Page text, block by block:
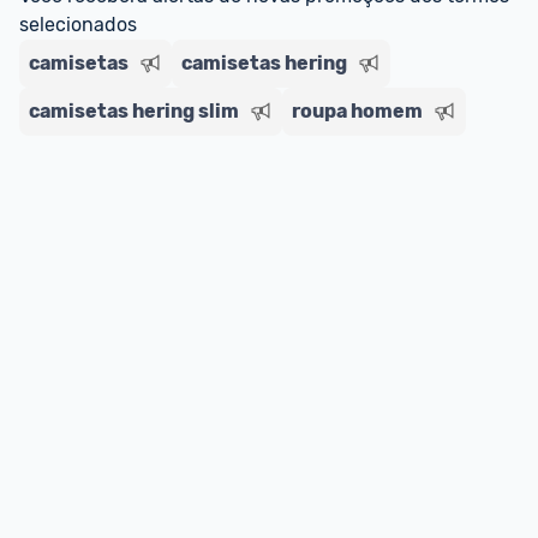
regras do cartão N Card,
Entrega Expressa: A partir de 2 dias úteis.*
selecionados
camisetas
camisetas hering
camisetas hering slim roupa homem